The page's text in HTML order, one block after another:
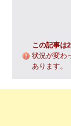
この記事は
状況が変わ
あります。